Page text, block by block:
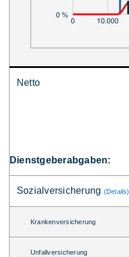
Netto
Dienstgeberabgaben:
Sozialversicherung (Details)
Krankenversicherung
Unfallversicherung